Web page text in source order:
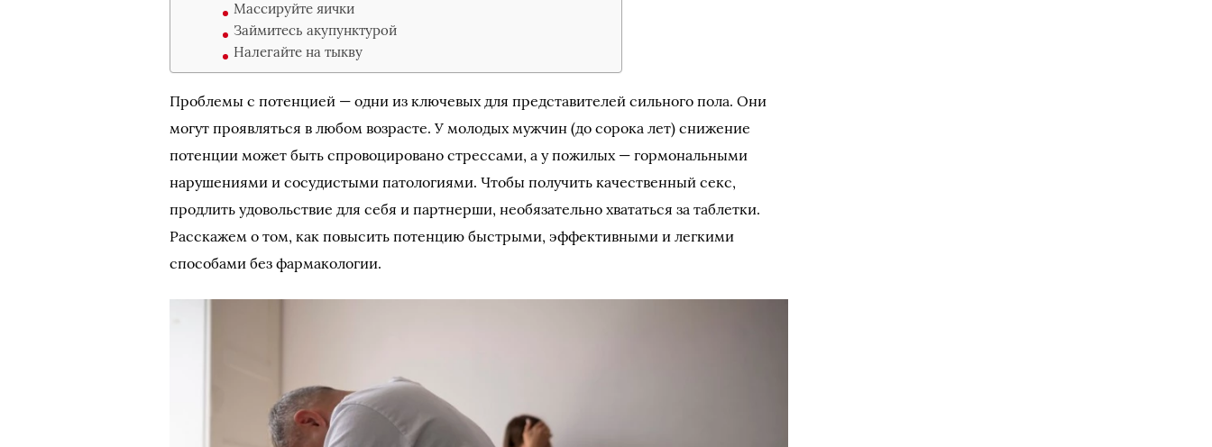
Массируйте яички
Займитесь акупунктурой
Налегайте на тыкву
Проблемы с потенцией — одни из ключевых для представителей сильного пола. Они
могут проявляться в любом возрасте. У молодых мужчин (до сорока лет) снижение
потенции может быть спровоцировано стрессами, а у пожилых — гормональными
нарушениями и сосудистыми патологиями. Чтобы получить качественный секс,
продлить удовольствие для себя и партнерши, необязательно хвататься за таблетки.
Расскажем о том, как повысить потенцию быстрыми, эффективными и легкими
способами без фармакологии.